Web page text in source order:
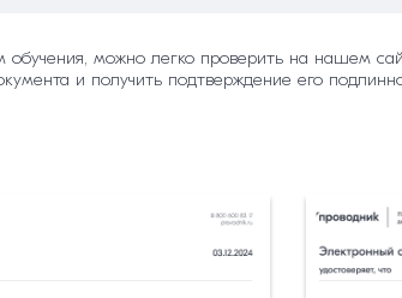
можно легко проверить на нашем
и получить подтверждение его